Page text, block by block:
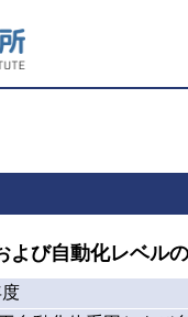
び自動化レベル